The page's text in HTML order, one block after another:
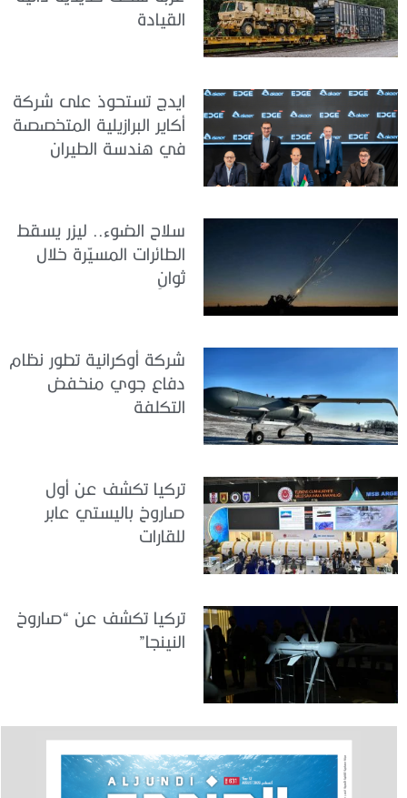
القيادة
ايدج تستحوذ على شركة
أكاير البرازيلية المتخصصة
في هندسة الطيران
سلاح الضوء.. ليزر يسقط
الطائرات المسيّرة خلال
ثوانٍ
شركة أوكرانية تطور نظام
دفاع جوي منخفض
التكلفة
تركيا تكشف عن أول
صاروخ باليستي عابر
للقارات
تركيا تكشف عن “صاروخ
النينجا”